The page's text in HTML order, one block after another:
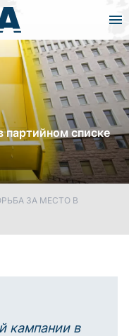
партийном списке
ЗА МЕСТО В
кампании в